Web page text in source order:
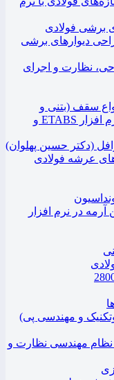
برشی فولادی
دیوارهای برشی
نظارت و اجرای
سقف (بتنی و
فولادی) و دیافراگم در نرم افزار ETABS و
(دکتر حسین پهلوان)
عرشه فولادی
در نرم افزار
و مهندسی پی)
نظام مهندسی نظارت و